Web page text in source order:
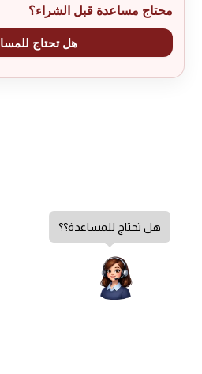
محتاج مساعدة قبل الشراء؟
هل تحتاج
هل تحتاج للمساعدة؟؟